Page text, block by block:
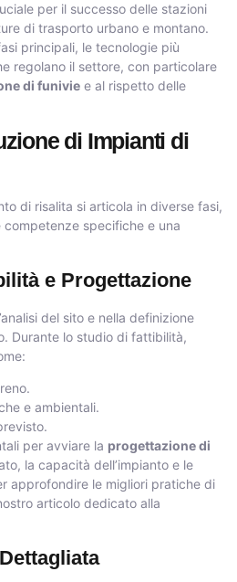
per il successo delle stazioni
di trasporto urbano e montano.
principali, le tecnologie più
regolano il settore, con particolare
di funivie e al rispetto delle
di Impianti di
di risalita si articola in diverse fasi,
specifiche e una
e Progettazione
del sito e nella definizione
Durante lo studio di fattibilità,
e ambientali.
per avviare la progettazione di
la capacità dell’impianto e le
approfondire le migliori pratiche di
articolo dedicato alla